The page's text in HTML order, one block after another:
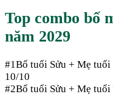
Top combo bố
năm 2029
#1Bố tuổi Sửu + Mẹ tuổi
10/10
#2Bố tuổi Sửu + Mẹ tuổi